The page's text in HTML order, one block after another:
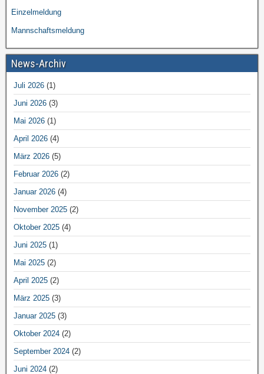
Einzelmeldung
Mannschaftsmeldung
News-Archiv
Juli 2026 (1)
Juni 2026 (3)
Mai 2026 (1)
April 2026 (4)
März 2026 (5)
Februar 2026 (2)
Januar 2026 (4)
November 2025 (2)
Oktober 2025 (4)
Juni 2025 (1)
Mai 2025 (2)
April 2025 (2)
März 2025 (3)
Januar 2025 (3)
Oktober 2024 (2)
September 2024 (2)
Juni 2024 (2)